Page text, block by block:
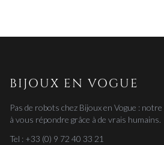
BIJOUX EN VOGUE
Pas de robots chez Bijoux en Vogue :
à vous répondre grâce à de vrais humains.
Tel : +33 (0) 9 72 40 33 21